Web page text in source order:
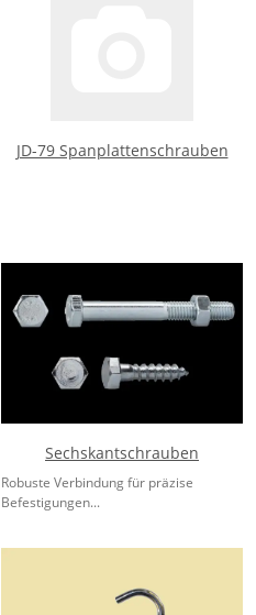
JD-79 Spanplattenschrauben
Sechskantschrauben
Robuste Verbindung für präzise
Befestigungen...